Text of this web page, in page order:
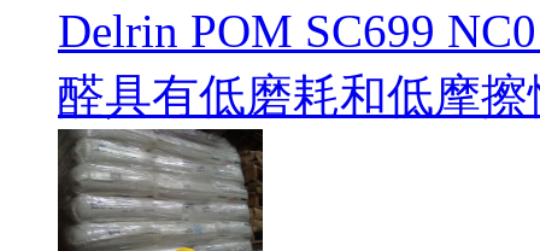
Delrin POM SC699
醛具有低磨耗和低摩